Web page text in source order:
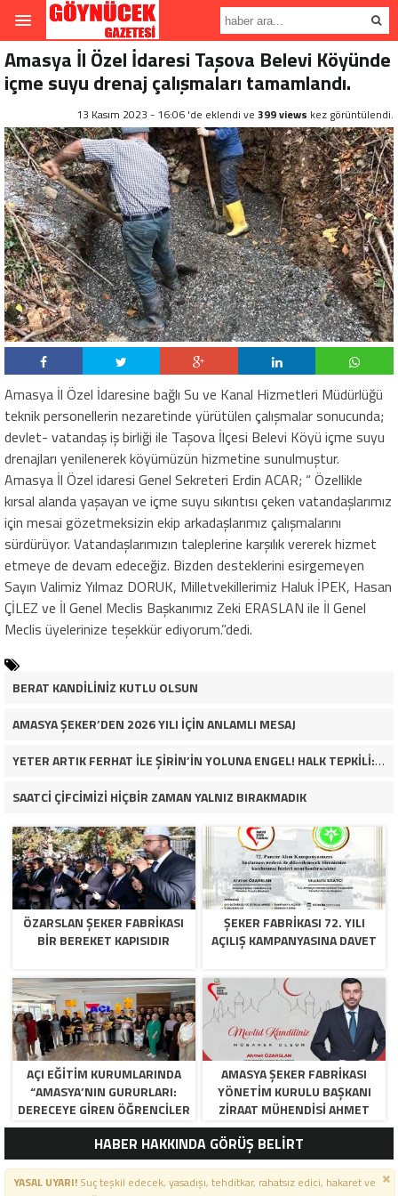
Amasya İl Özel İdaresi Taşova Belevi Köyünde
içme suyu drenaj çalışmaları tamamlandı.
13 Kasım 2023 - 16:06 'de eklendi ve 399 views kez görüntülendi.
Amasya İl Özel İdaresine bağlı Su ve Kanal Hizmetleri Müdürlüğü
teknik personellerin nezaretinde yürütülen çalışmalar sonucunda;
devlet- vatandaş iş birliği ile Taşova İlçesi Belevi Köyü içme suyu
drenajları yenilenerek köyümüzün hizmetine sunulmuştur.
Amasya İl Özel idaresi Genel Sekreteri Erdin ACAR; “ Özellikle
kırsal alanda yaşayan ve içme suyu sıkıntısı çeken vatandaşlarımız
için mesai gözetmeksizin ekip arkadaşlarımız çalışmalarını
sürdürüyor. Vatandaşlarımızın taleplerine karşılık vererek hizmet
etmeye de devam edeceğiz. Bizden desteklerini esirgemeyen
Sayın Valimiz Yılmaz DORUK, Milletvekillerimiz Haluk İPEK, Hasan
ÇİLEZ ve İl Genel Meclis Başkanımız Zeki ERASLAN ile İl Genel
Meclis üyelerinize teşekkür ediyorum.”dedi.
BERAT KANDİLİNİZ KUTLU OLSUN
AMASYA ŞEKER’DEN 2026 YILI İÇİN ANLAMLI MESAJ
YETER ARTIK FERHAT İLE ŞİRİN’İN YOLUNA ENGEL! HALK TEPKİLİ: “YOLU KAPATMAK ÇÖZÜM DEĞİL, GÖREVİNİ YAP!”
SAATCİ ÇİFCİMİZİ HİÇBİR ZAMAN YALNIZ BIRAKMADIK
ÖZARSLAN ŞEKER FABRİKASI
BİR BEREKET KAPISIDIR
ŞEKER FABRİKASI 72. YILI
AÇILIŞ KAMPANYASINA DAVET
AÇI EĞİTİM KURUMLARINDA
“AMASYA’NIN GURURLARI:
DERECEYE GIREN ÖĞRENCILER
İÇIN ANLAMLI TÖREN”
AMASYA ŞEKER FABRIKASI
YÖNETIM KURULU BAŞKANI
ZIRAAT MÜHENDISI AHMET
ÖZARSLAN’IN MEVLID KANDILI
MESAJI
HABER HAKKINDA GÖRÜŞ BELİRT
YASAL UYARI!Suç teşkil edecek, yasadışı, tehditkar, rahatsız edici, hakaret ve